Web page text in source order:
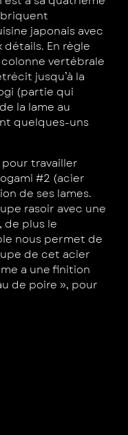
japonais avec
En règle
vertébrale
jusqu’à la
(partie qui
la lame au
quelques-uns
pour travailler
#2 (acier
de ses lames.
rasoir avec une
de plus le
nous permet de
de cet acier
a une finition
de poire », pour